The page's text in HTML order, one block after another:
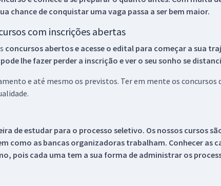
chance de conquistar uma vaga passa a ser bem maior.
com inscrições abertas
concursos abertos e acesse o edital para começar a sua
lhe fazer perder a inscrição e ver o seu sonho se
e até mesmo os previstos. Ter em mente os concursos
de estudar para o processo seletivo. Os nossos cursos
como as bancas organizadoras trabalham. Conhecer as
pois cada uma tem a sua forma de administrar os